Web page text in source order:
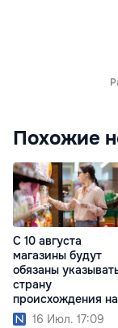
Похожие
С 10 августа
магазины будут
обязаны
страну
происхождения на
ценниках
16 Июл. 17:09